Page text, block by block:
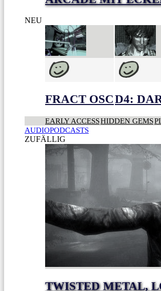
NEU
FRACT OSCD4:
EARLY ACCESSHIDDEN GEMS
AUDIOPODCASTS
ZUFÄLLIG
TWISTED METAL,